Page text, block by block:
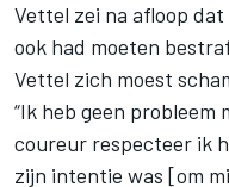
Vettel zei na afloop
ook had moeten
Vettel zich moest
“Ik heb geen probleem
coureur respecteer ik
zijn intentie was [om